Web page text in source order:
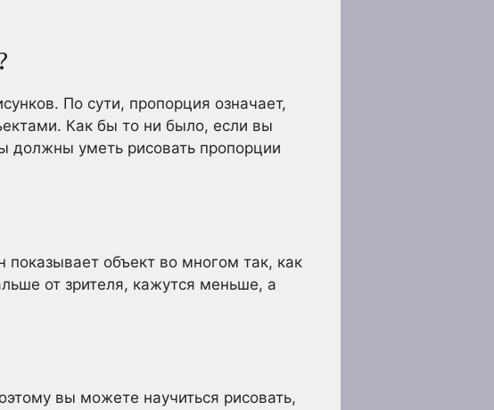
По сути, пропорция означает,
Как бы то ни было, если вы
должны уметь рисовать пропорции
объект во многом так, как
от зрителя, кажутся меньше, а
вы можете научиться рисовать,